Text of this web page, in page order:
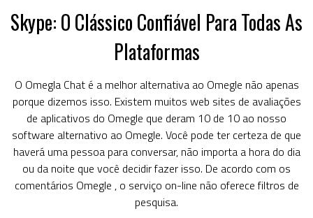
Skype: O Clássico Confiável Para Todas As
Plataformas
O Omegla Chat é a melhor alternativa ao Omegle não apenas
porque dizemos isso. Existem muitos web sites de avaliações
de aplicativos do Omegle que deram 10 de 10 ao nosso
software alternativo ao Omegle. Você pode ter certeza de que
haverá uma pessoa para conversar, não importa a hora do dia
ou da noite que você decidir fazer isso. De acordo com os
comentários Omegle , o serviço on-line não oferece filtros de
pesquisa.